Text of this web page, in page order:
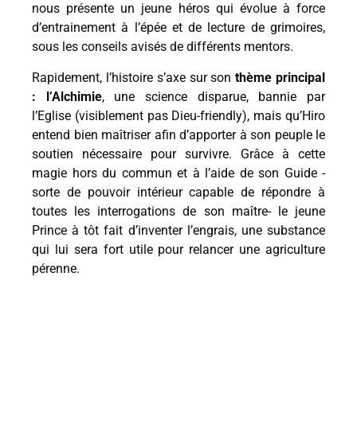
nous présente un jeune héros qui évolue à force
d’entrainement à l’épée et de lecture de grimoires,
sous les conseils avisés de différents mentors.
Rapidement, l’histoire s’axe sur sonthème principal
: l’Alchimie, une science disparue, bannie par
l’Eglise (visiblement pas Dieu-friendly), mais qu’Hiro
entend bien maîtriser afin d’apporter à son peuple le
soutien nécessaire pour survivre. Grâce à cette
magie hors du commun et à l’aide de son Guide -
sorte de pouvoir intérieur capable de répondre à
toutes les interrogations de son maître- le jeune
Prince à tôt fait d’inventer l’engrais, une substance
qui lui sera fort utile pour relancer une agriculture
pérenne.